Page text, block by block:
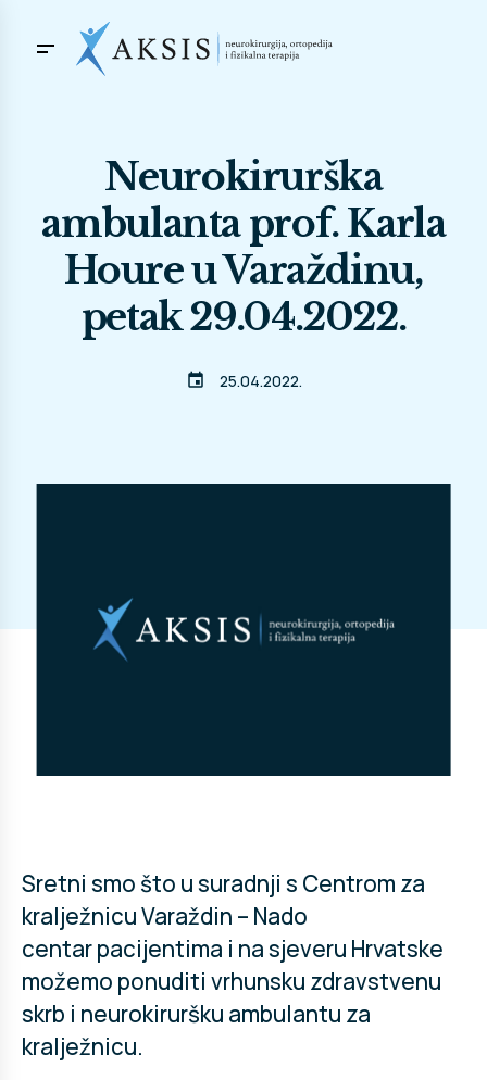
Neurokirurška
ambulanta prof. Karla
Houre u Varaždinu,
petak 29.04.2022.
event 25.04.2022.
Sretni smo što u suradnji s Centrom za
kralježnicu Varaždin – Nado
centar pacijentima i na sjeveru Hrvatske
možemo ponuditi vrhunsku zdravstvenu
skrb i neurokiruršku ambulantu za
kralježnicu.